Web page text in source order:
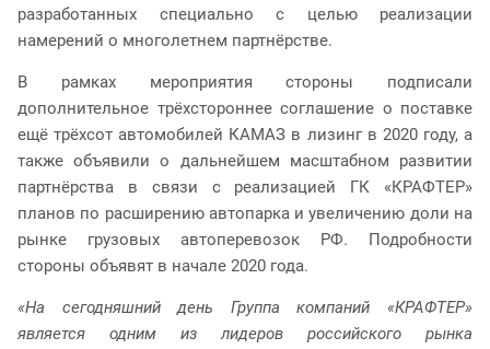
разработанных специально с целью реализации
намерений о многолетнем партнёрстве.
В рамках мероприятия стороны подписали
дополнительное трёхстороннее соглашение о поставке
ещё трёхсот автомобилей КАМАЗ в лизинг в 2020 году, а
также объявили о дальнейшем масштабном развитии
партнёрства в связи с реализацией ГК «КРАФТЕР»
планов по расширению автопарка и увеличению доли на
рынке грузовых автоперевозок РФ. Подробности
стороны объявят в начале 2020 года.
«На сегодняшний день Группа компаний «КРАФТЕР»
является одним из лидеров российского рынка